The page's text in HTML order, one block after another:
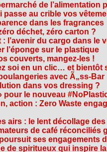
de l’alimentation
passe au crible vos
dans les fragrances
déchet, zéro carton ?
: l’avenir du cargo dans le
l’éponge sur le plastique
couverts, mangez-les !
soi en un clic… et bientôt
avec Ã„ss-Bar
dans vos dressing ?
pour le nouveau
action : Zero Waste
airs : le lent décollage
de café réconciliés
ses engagements
de spiritueux qui inspire